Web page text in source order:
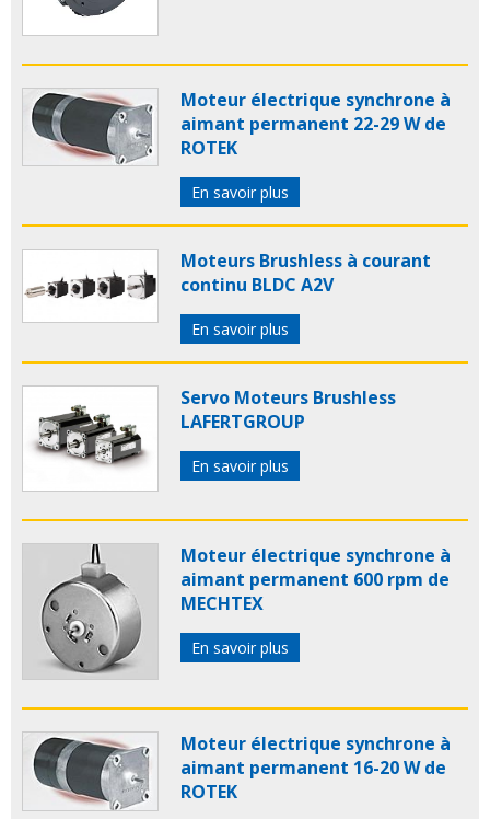
Moteur électrique synchrone à
aimant permanent 22-29 W de
ROTEK
En savoir plus
Moteurs Brushless à courant
continu BLDC A2V
En savoir plus
Servo Moteurs Brushless
LAFERTGROUP
En savoir plus
Moteur électrique synchrone à
aimant permanent 600 rpm de
MECHTEX
En savoir plus
Moteur électrique synchrone à
aimant permanent 16-20 W de
ROTEK